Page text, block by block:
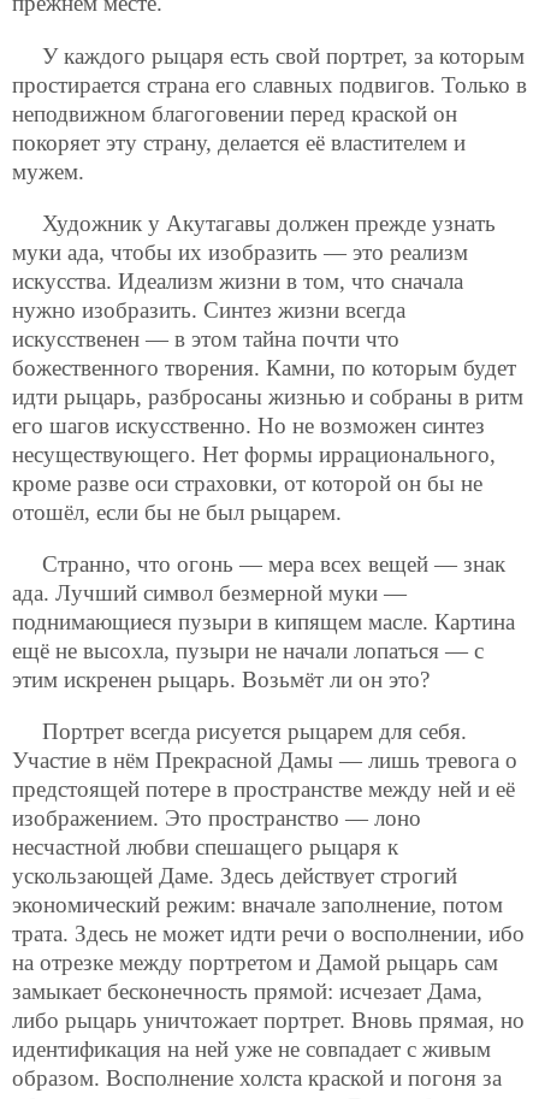
У каждого рыцаря есть свой портрет, за которым
простирается страна его славных подвигов. Только в
неподвижном благоговении перед краской он
покоряет эту страну, делается её властителем и
мужем.
Художник у Акутагавы должен прежде узнать
муки ада, чтобы их изобразить — это реализм
искусства. Идеализм жизни в том, что сначала
нужно изобразить. Синтез жизни всегда
искусственен — в этом тайна почти что
божественного творения. Камни, по которым будет
идти рыцарь, разбросаны жизнью и собраны в ритм
его шагов искусственно. Но не возможен синтез
несуществующего. Нет формы иррационального,
кроме разве оси страховки, от которой он бы не
отошёл, если бы не был рыцарем.
Странно, что огонь — мера всех вещей — знак
ада. Лучший символ безмерной муки —
поднимающиеся пузыри в кипящем масле. Картина
ещё не высохла, пузыри не начали лопаться — с
этим искренен рыцарь. Возьмёт ли он это?
Портрет всегда рисуется рыцарем для себя.
Участие в нём Прекрасной Дамы — лишь тревога о
предстоящей потере в пространстве между ней и её
изображением. Это пространство — лоно
несчастной любви спешащего рыцаря к
ускользающей Даме. Здесь действует строгий
экономический режим: вначале заполнение, потом
трата. Здесь не может идти речи о восполнении, ибо
на отрезке между портретом и Дамой рыцарь сам
замыкает бесконечность прямой: исчезает Дама,
либо рыцарь уничтожает портрет. Вновь прямая, но
идентификация на ней уже не совпадает с живым
образом. Восполнение холста краской и погоня за